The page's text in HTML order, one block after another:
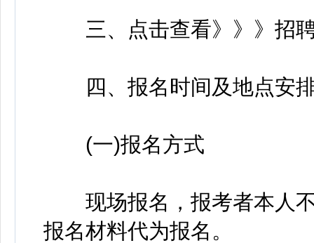
三、点击查看》》》招
四、报名时间及地点安
(一)报名方式
现场报名，报考者本人不
报名材料代为报名。